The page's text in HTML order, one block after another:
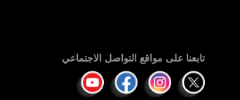
تابعنا على مواقع التواصل الاجتماعي